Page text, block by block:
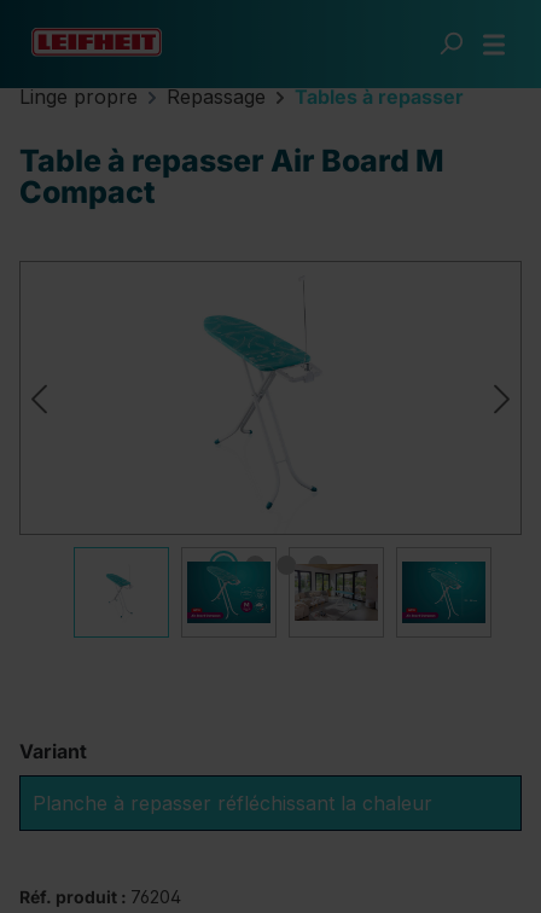
Passer au contenu principal
Linge propre Repassage Tables à repasser
Table à repasser Air Board M
Compact
Variant
Planche à repasser réfléchissant la chaleur
Réf. produit : 76204